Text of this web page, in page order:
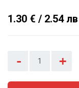
1.30 € / 2.54 лв
- +